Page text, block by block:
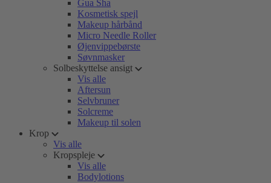
Gua Sha
Kosmetisk spejl
Makeup hårbånd
Micro Needle Roller
Øjenvippebørste
Søvnmasker
Solbeskyttelse ansigt
Vis alle
Aftersun
Selvbruner
Solcreme
Makeup til solen
Krop
Vis alle
Kropspleje
Vis alle
Bodylotions